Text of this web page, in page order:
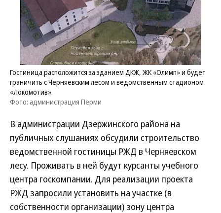
Гостиница расположится за зданием ДКЖ, ЖК «Олимп» и будет
граничить с Черняевским лесом и ведомственным стадионом
«Локомотив».
Фото: администрация Перми
В администрации Дзержинского района на
публичных слушаниях обсудили строительство
ведомственной гостиницы РЖД в Черняевском
лесу. Проживать в ней будут курсанты учебного
центра госкомпании. Для реализации проекта
РЖД запросили установить на участке (в
собственности организации) зону центра